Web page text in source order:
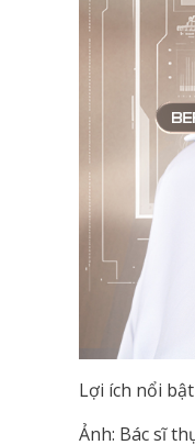
Lợi ích nổi
Ảnh: Bác sĩ